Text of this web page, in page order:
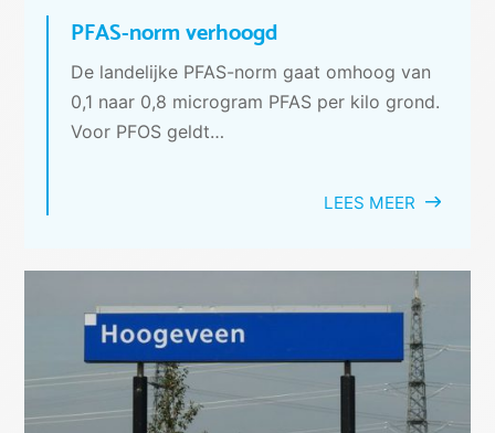
PFAS-norm verhoogd
De landelijke PFAS-norm gaat omhoog van
0,1 naar 0,8 microgram PFAS per kilo grond.
Voor PFOS geldt…
LEES MEER